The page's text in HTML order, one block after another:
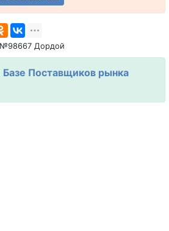
№98667 Дордой
Базе Поставщиков рынка